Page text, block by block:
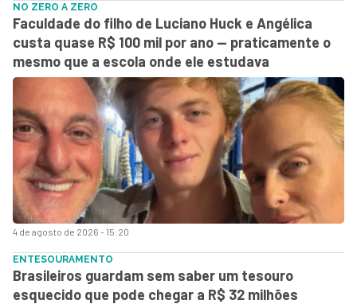
4 de agosto de 2026 - 15:20
NO ZERO A ZERO
Faculdade do filho de Luciano Huck e Angélica
custa quase R$ 100 mil por ano — praticamente o
mesmo que a escola onde ele estudava
ENTESOURAMENTO
Brasileiros guardam sem saber um tesouro
esquecido que pode chegar a R$ 32 milhões